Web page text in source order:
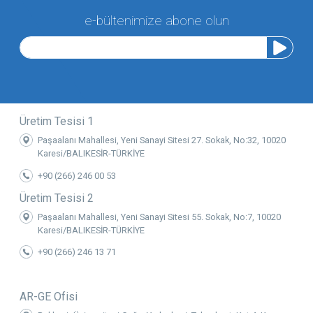
e-bültenimize abone olun
Üretim Tesisi 1
Paşaalanı Mahallesi, Yeni Sanayi Sitesi 27. Sokak, No:32, 10020
Karesi/BALIKESİR-TÜRKİYE
+90 (266) 246 00 53
Üretim Tesisi 2
Paşaalanı Mahallesi, Yeni Sanayi Sitesi 55. Sokak, No:7, 10020
Karesi/BALIKESİR-TÜRKİYE
+90 (266) 246 13 71
AR-GE Ofisi